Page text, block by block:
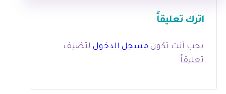
اترك تعليقاً
يجب أنت تكون مسجل الدخول لتضيف
تعليقاً.